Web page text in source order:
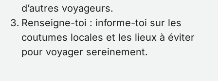
d’autres voyageurs.
Renseigne-toi : informe-toi sur les
coutumes locales et les lieux à éviter
pour voyager sereinement.